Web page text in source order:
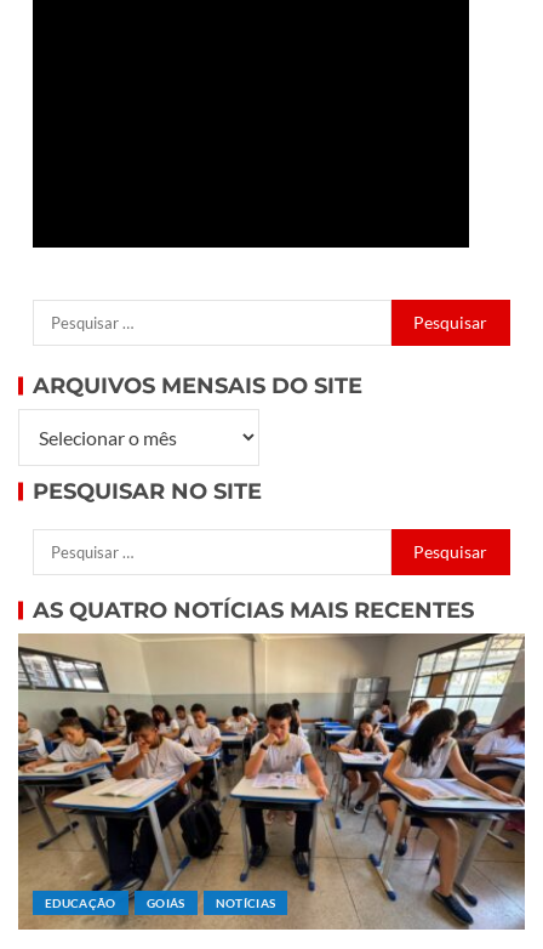
ARQUIVOS MENSAIS DO SITE
PESQUISAR NO SITE
AS QUATRO NOTÍCIAS MAIS RECENTES
EDUCAÇÃO GOIÁS NOTÍCIAS